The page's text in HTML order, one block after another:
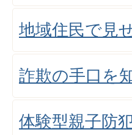
地域住民で見
詐欺の手口を
体験型親子防